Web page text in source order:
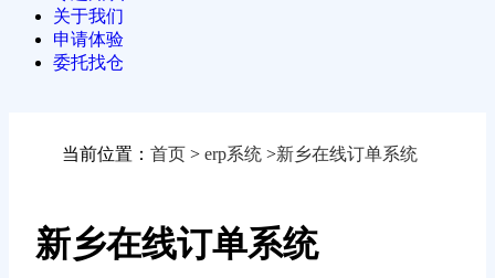
关于我们
申请体验
委托找仓
当前位置： 首页 > erp系统 >新乡在线订单系统
新乡在线订单系统